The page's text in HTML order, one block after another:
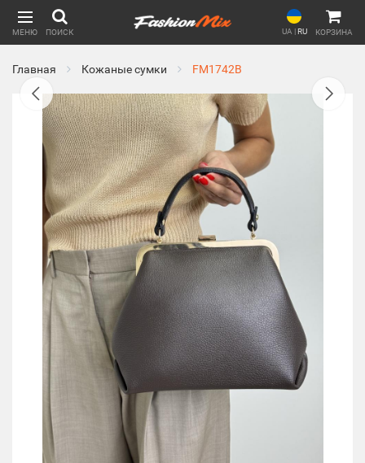
МЕНЮ ПОИСК UA |RU КОРЗИНА
Главная Кожаные сумки FM1742B